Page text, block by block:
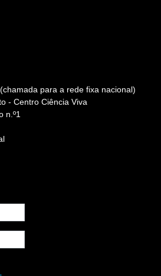
para a rede fixa nacional)
- Centro Ciência Viva
n.º1